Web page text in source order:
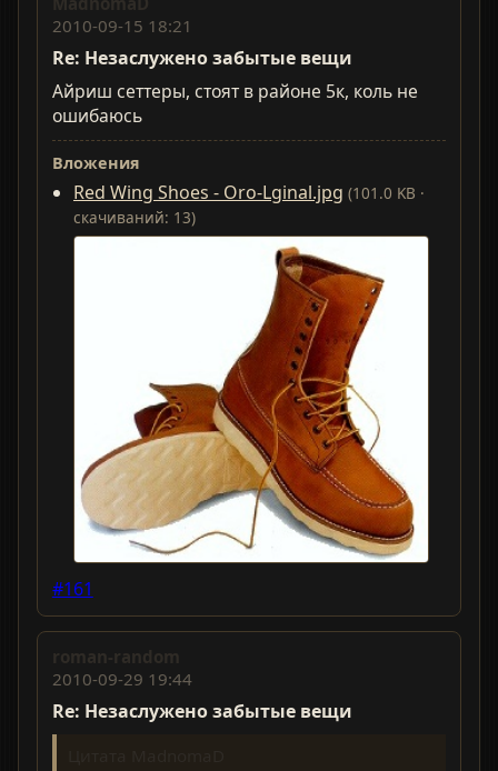
2010-09-15 18:21
Re: Незаслужено забытые вещи
Айриш сеттеры, стоят в районе 5к, коль не
ошибаюсь
Вложения
Red Wing Shoes - Oro-Lginal.jpg (101.0 KB ·
скачиваний: 13)
#161
roman-random
2010-09-29 19:44
Re: Незаслужено забытые вещи